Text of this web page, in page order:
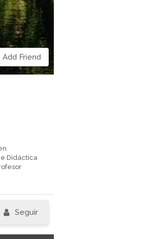
Add Friend
Didáctica
Seguir